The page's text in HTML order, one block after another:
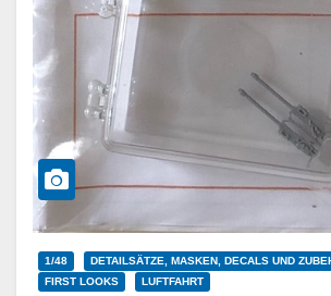
1/48
DETAILSÄTZE, MASKEN, DECALS UND
FIRST LOOKS
LUFTFAHRT